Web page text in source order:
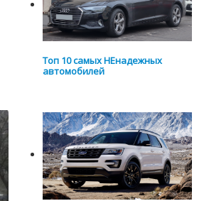
Топ 10 самых НЕнадежных
автомобилей